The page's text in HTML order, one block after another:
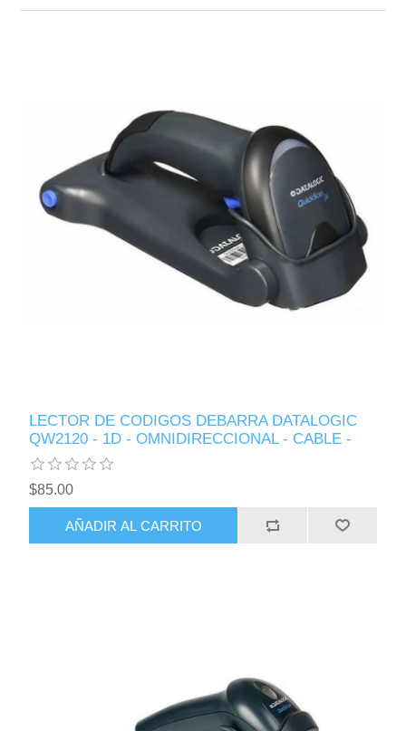
LECTOR DE CODIGOS DEBARRA DATALOGIC
QW2120 - 1D - OMNIDIRECCIONAL - CABLE -
$85.00
AÑADIR AL CARRITO